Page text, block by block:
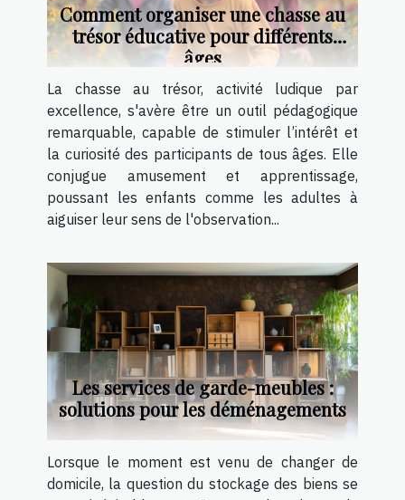
Comment organiser une chasse au
trésor éducative pour différents
âges
La chasse au trésor, activité ludique par
excellence, s'avère être un outil pédagogique
remarquable, capable de stimuler l’intérêt et
la curiosité des participants de tous âges. Elle
conjugue amusement et apprentissage,
poussant les enfants comme les adultes à
aiguiser leur sens de l'observation...
Les services de garde-meubles :
solutions pour les déménagements
Lorsque le moment est venu de changer de
domicile, la question du stockage des biens se